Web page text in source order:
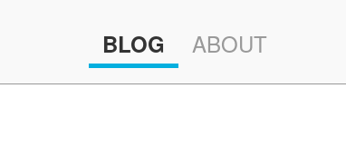
BLOG ABOUT